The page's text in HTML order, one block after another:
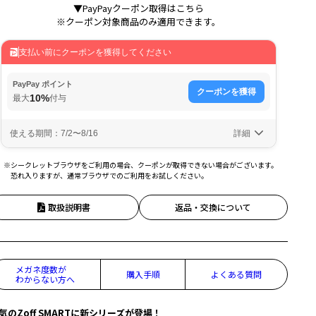
▼PayPayクーポン取得はこちら
※クーポン対象商品のみ適用できます。
※シークレットブラウザをご利用の場合、クーポンが取得できない場合がございます。
恐れ入りますが、通常ブラウザでのご利用をお試しください。
取扱説明書 返品・交換について
メガネ度数が
わからない方へ
購入手順 よくある質問
のZoff SMARTに新シリーズが登場！